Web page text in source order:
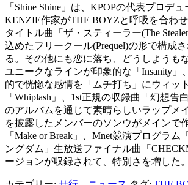
「Shine Shine」は、KPOPの代表プロデ
KENZIE作家がTHE BOYZと呼吸を合わせ
タイトル曲「ザ・スティーラー(The
込めたフリークール(Prequel)の形で構成
る。その他にも恋に落ち、どうしようも
ユニークなラインが印象的な「Insanity」
的で恍惚な感情を「ムチ打ち」にウィッ
「Whiplash」、1st正規の収録曲「幻想告
のアルバムを通じて素晴らしいラップメ
を披露したメンバーのソンウがメインで
「Make or Break」、Mnet競演プログラム
ングダム」生放送ファイナル曲「
ージョンが収録されて、特別さを増した。